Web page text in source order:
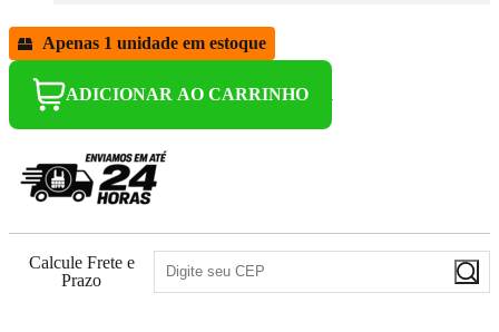
Apenas 1 unidade em estoque
ADICIONAR AO CARRINHO
Calcule Frete e
Prazo